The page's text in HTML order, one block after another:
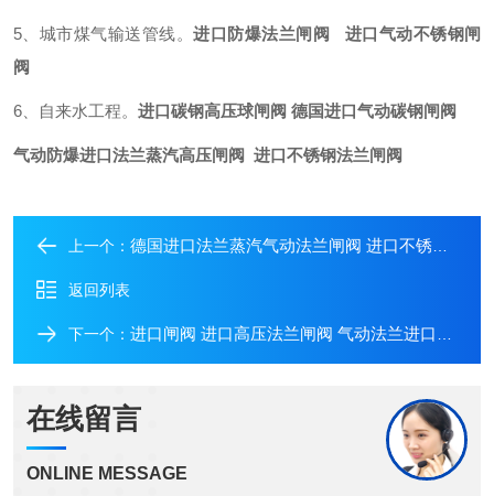
5、城市煤气输送管线。进口防爆法兰闸阀 进口气动不锈钢闸
阀
6、自来水工程。 进口碳钢高压球闸阀 德国进口气动碳钢闸阀
气动防爆进口法兰蒸汽高压闸阀 进口不锈钢法兰闸阀
上一个： 德国进口法兰蒸汽气动法兰闸阀 进口不锈钢法兰气动闸阀
返回列表
下一个： 进口闸阀 进口高压法兰闸阀 气动法兰进口闸阀
在线留言
ONLINE MESSAGE